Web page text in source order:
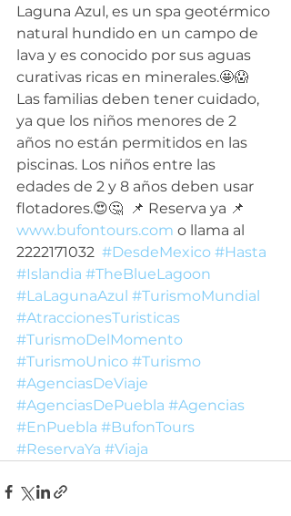
Laguna Azul, es un spa geotérmico
natural hundido en un campo de
lava y es conocido por sus aguas
curativas ricas en minerales.🤩😱
Las familias deben tener cuidado,
ya que los niños menores de 2
años no están permitidos en las
piscinas. Los niños entre las
edades de 2 y 8 años deben usar
flotadores.😍🤔  📌 Reserva ya 📌
www.bufontours.com o llama al
2222171032 #DesdeMexico #Hasta
#Islandia #TheBlueLagoon
#LaLagunaAzul #TurismoMundial
#AtraccionesTuristicas
#TurismoDelMomento
#TurismoUnico #Turismo
#AgenciasDeViaje
#AgenciasDePuebla #Agencias
#EnPuebla #BufonTours
#ReservaYa #Viaja